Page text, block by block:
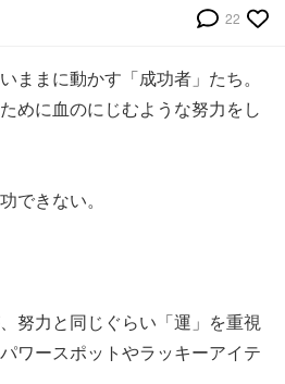
22
ままに動かす「成功者」たち。
めに血のにじむような努力をし
できない。
努力と同じぐらい「運」を重視
ワースポットやラッキーアイテ